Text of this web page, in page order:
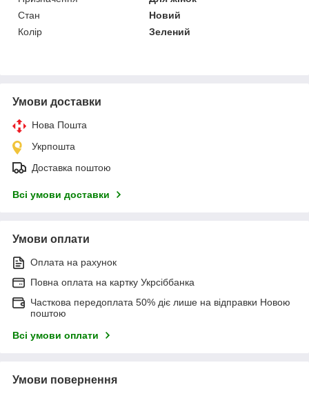
Стан
Новий
Колір
Зелений
Умови доставки
Нова Пошта
Укрпошта
Доставка поштою
Всі умови доставки
Умови оплати
Оплата на рахунок
Повна оплата на картку Укрсіббанка
Часткова передоплата 50% діє лише на відправки Новою
поштою
Всі умови оплати
Умови повернення